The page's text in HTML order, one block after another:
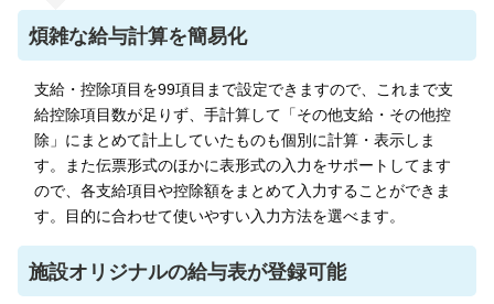
煩雑な給与計算を簡易化
支給・控除項目を99項目まで設定できますので、これまで支
給控除項目数が足りず、手計算して「その他支給・その他控
除」にまとめて計上していたものも個別に計算・表示しま
す。また伝票形式のほかに表形式の入力をサポートしてます
ので、各支給項目や控除額をまとめて入力することができま
す。目的に合わせて使いやすい入力方法を選べます。
施設オリジナルの給与表が登録可能